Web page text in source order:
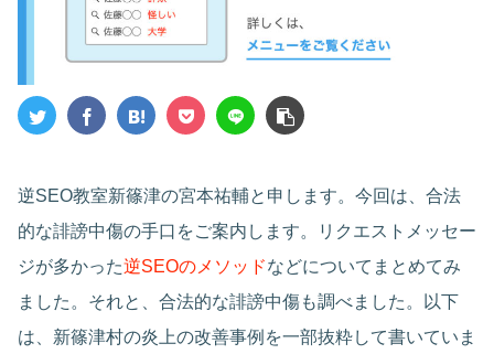
逆SEO教室新篠津の宮本祐輔と申します。今回は、合法
的な誹謗中傷の手口をご案内します。リクエストメッセー
ジが多かった逆SEOのメソッドなどについてまとめてみ
ました。それと、合法的な誹謗中傷も調べました。以下
は、新篠津村の炎上の改善事例を一部抜粋して書いていま